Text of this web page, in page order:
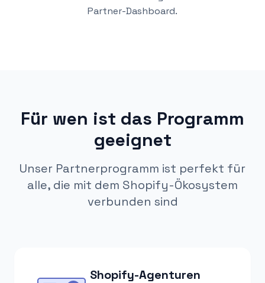
Partner-Dashboard.
Für wen ist das Programm
geeignet
Unser Partnerprogramm ist perfekt für
alle, die mit dem Shopify-Ökosystem
verbunden sind
Shopify-Agenturen